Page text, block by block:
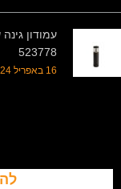
עמודון
523778
16 באפריל 2024